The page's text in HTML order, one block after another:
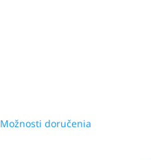
Možnosti doručenia